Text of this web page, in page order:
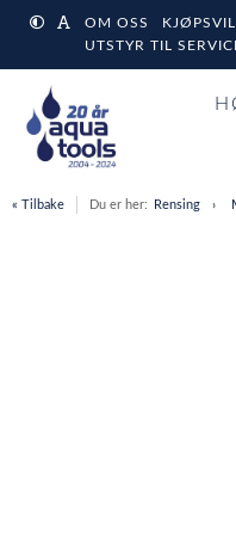
OM OSS
UTSTYR TIL
« Tilbake Du er her: Rensing